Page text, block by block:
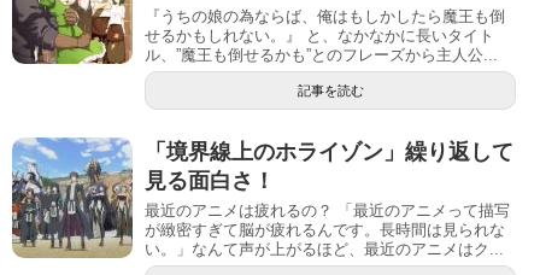
『うちの娘の為ならば、俺はもしかしたら魔王も倒
せるかもしれない。』 と、なかなかに長いタイト
ル、”魔王も倒せるかも”とのフレーズから主人公...
記事を読む
「境界線上のホライゾン」繰り返して
見る面白さ！
最近のアニメは疲れるの？ 「最近のアニメって描写
が緻密すぎて脳が疲れるんです。長時間は見られな
い。」なんて声が上がるほど、最近のアニメはク...